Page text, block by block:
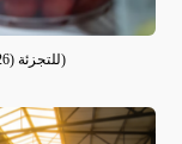
ما هو الحد الأدنى لحجم الباركود؟ دليل UPC و EAN للتجزئة (2026)